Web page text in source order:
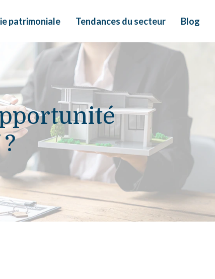
patrimoniale Tendances du secteur Blog